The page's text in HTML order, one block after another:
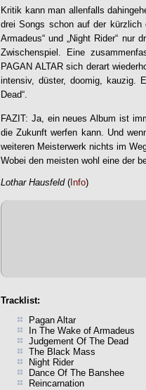
Kritik kann man allenfalls
drei Songs schon auf der kürzlich
Armadeus“ und „Night Rider“ nur
Zwischenspiel. Eine
PAGAN ALTARsich derart
intensiv, düster, doomig, kauzig.
Dead“.
FAZIT: Ja, ein neues Album ist
die Zukunft werfen kann. Und
weiteren Meisterwerk nichts im
Wobei den meisten wohl eine der
Lothar Hausfeld( Info)
Tracklist:
Pagan Altar
In The Wake of Armadeus
Judgement Of The Dead
The Black Mass
Night Rider
Dance Of The Banshee
Reincarnation